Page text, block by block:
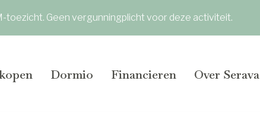
toezicht. Geen vergunningplicht voor deze activiteit.
Dormio Financieren Over Serava